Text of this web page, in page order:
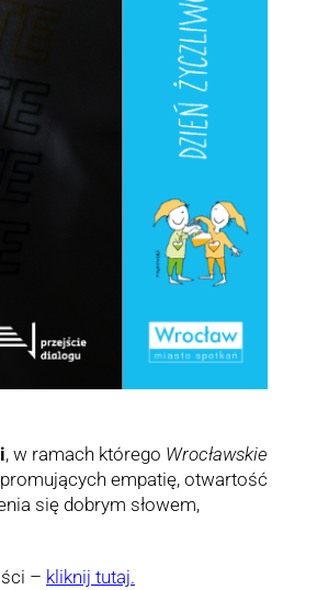
, w ramach którego Wrocławskie
empatię, otwartość
się dobrym słowem,
– kliknij tutaj.